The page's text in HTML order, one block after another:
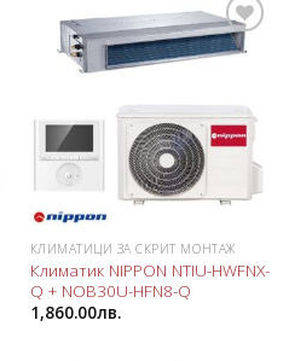
Добави
КЛИМАТИЦИ ЗА СКРИТ МОНТАЖ
Климатик NIPPON NTIU-HWFNX-
Q + NOB30U-HFN8-Q
1,860.00лв.